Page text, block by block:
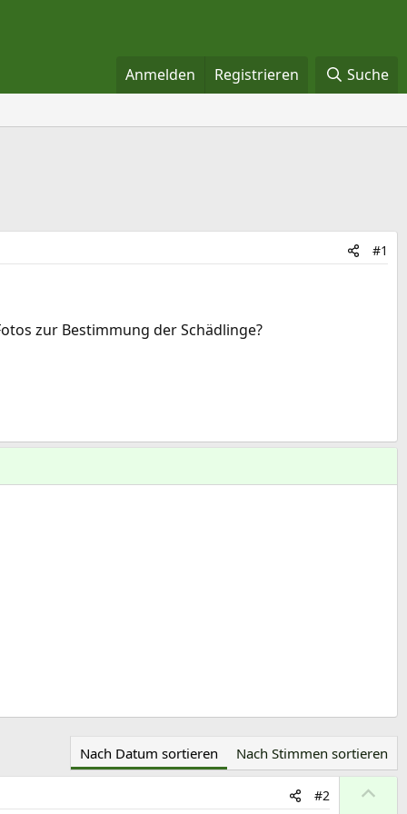
Anmelden Registrieren Suche
#1
zur Bestimmung der Schädlinge?
Nach Datum sortieren Nach Stimmen sortieren
#2